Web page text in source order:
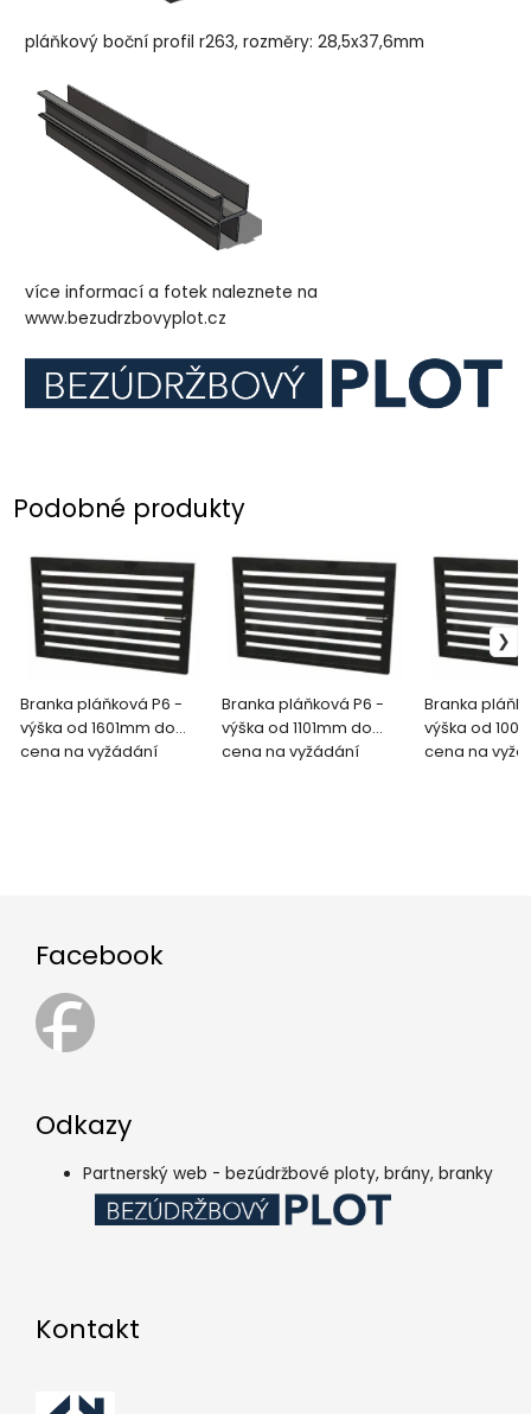
pláňkový boční profil r263, rozměry: 28,5x37,6mm
více informací a fotek naleznete na
www.bezudrzbovyplot.cz
Podobné produkty
Branka pláňková P6 -
výška od 1601mm do
1700mm
cena na vyžádání
Branka pláňková P6 -
výška od 1101mm do
1200mm
cena na vyžádání
Branka
výška od
1100mm
cena na
Facebook
Odkazy
Partnerský web - bezúdržbové ploty, brány, branky
Kontakt